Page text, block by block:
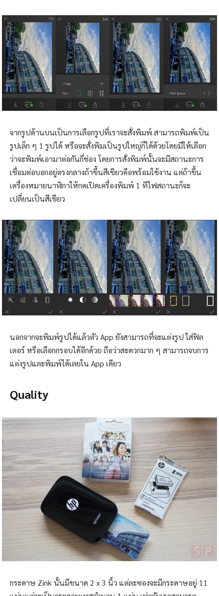
จากรูปด้านบนเป็นการเลือกรูปที่เราจะสั่งพิมพ์ สามารถพิมพ์เป็น
รูปเล็ก ๆ 1 รูปได้ หรือจะสั่งพิมเป็นรูปใหญ่ก็ได้ด้วยโดยมีให้เลือก
ว่าจะพิมพ์เอามาต่อกันกี่ช่อง โดยการสั่งพิมพ์นั้นจะมีสถานะการ
เชื่อมต่อบอกอยู่ตรงกลางถ้าขึ้นสีเขียวคือพร้อมใช้งาน แต่ถ้าขึ้น
เครื่องหมายนาฬิกาให้กดเปิดเครื่องพิมพ์ 1 ทีไฟสถานะก็จะ
เปลี่ยนเป็นสีเขียว
นอกจากจะพิมพ์รูปได้แล้วตัว App ยังสามารถที่จะแต่งรูป ใส่ฟิล
เตอร์ หรือเลือกกรอบได้อีกด้วย ถือว่าสะดวกมาก ๆ สามารถจบการ
แต่งรูปและพิมพ์ได้เลยใน App เดียว
Quality
กระดาษ Zink นั้นมีขนาด 2 x 3 นิ้ว แต่ละซองจะมีกระดาษอยู่ 11